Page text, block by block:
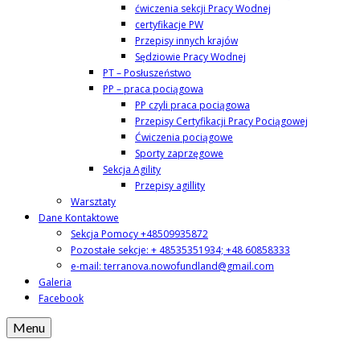
ćwiczenia sekcji Pracy Wodnej
certyfikacje PW
Przepisy innych krajów
Sędziowie Pracy Wodnej
PT – Posłuszeństwo
PP – praca pociągowa
PP czyli praca pociągowa
Przepisy Certyfikacji Pracy Pociągowej
Ćwiczenia pociągowe
Sporty zaprzęgowe
Sekcja Agility
Przepisy agillity
Warsztaty
Dane Kontaktowe
Sekcja Pomocy +48509935872
Pozostałe sekcje: + 48535351934; +48 60858333
e-mail: terranova.nowofundland@gmail.com
Galeria
Facebook
Menu